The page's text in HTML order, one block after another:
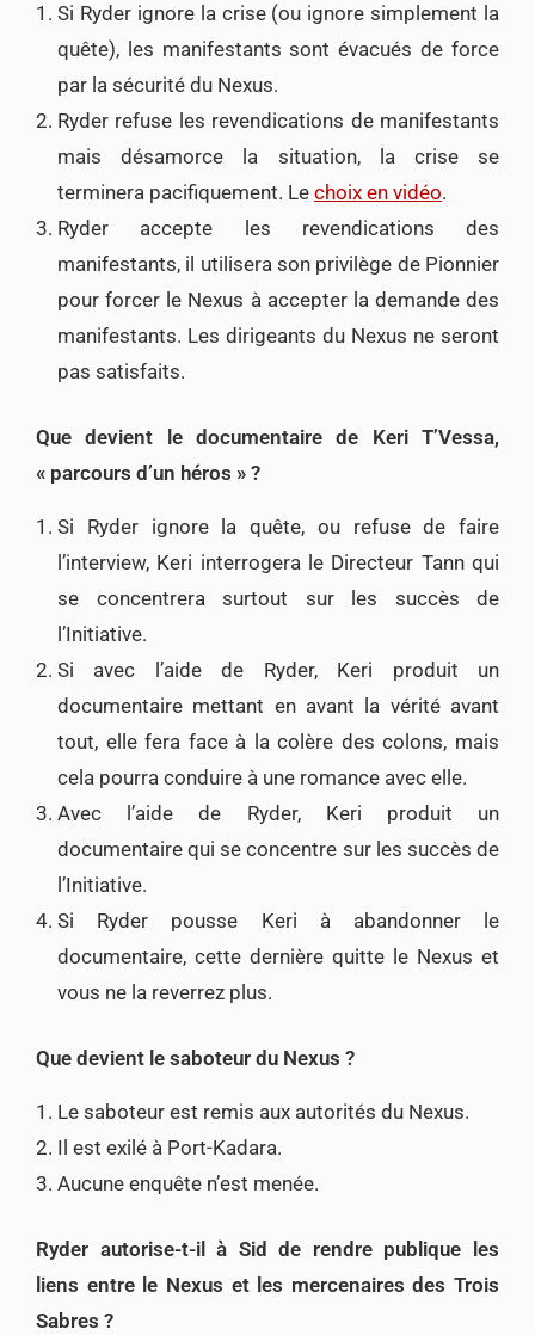
Si Ryder ignore la crise (ou ignore simplement la
quête), les manifestants sont évacués de force
par la sécurité du Nexus.
Ryder refuse les revendications de manifestants
mais désamorce la situation, la crise se
terminera pacifiquement. Le choix en vidéo.
Ryder accepte les revendications des
manifestants, il utilisera son privilège de Pionnier
pour forcer le Nexus à accepter la demande des
manifestants. Les dirigeants du Nexus ne seront
pas satisfaits.
Que devient le documentaire de Keri T’Vessa,
« parcours d’un héros » ?
Si Ryder ignore la quête, ou refuse de faire
l’interview, Keri interrogera le Directeur Tann qui
se concentrera surtout sur les succès de
l’Initiative.
Si avec l’aide de Ryder, Keri produit un
documentaire mettant en avant la vérité avant
tout, elle fera face à la colère des colons, mais
cela pourra conduire à une romance avec elle.
Avec l’aide de Ryder, Keri produit un
documentaire qui se concentre sur les succès de
l’Initiative.
Si Ryder pousse Keri à abandonner le
documentaire, cette dernière quitte le Nexus et
vous ne la reverrez plus.
Que devient le saboteur du Nexus ?
Le saboteur est remis aux autorités du Nexus.
Il est exilé à Port-Kadara.
Aucune enquête n’est menée.
Ryder autorise-t-il à Sid de rendre publique les
liens entre le Nexus et les mercenaires des Trois
Sabres ?